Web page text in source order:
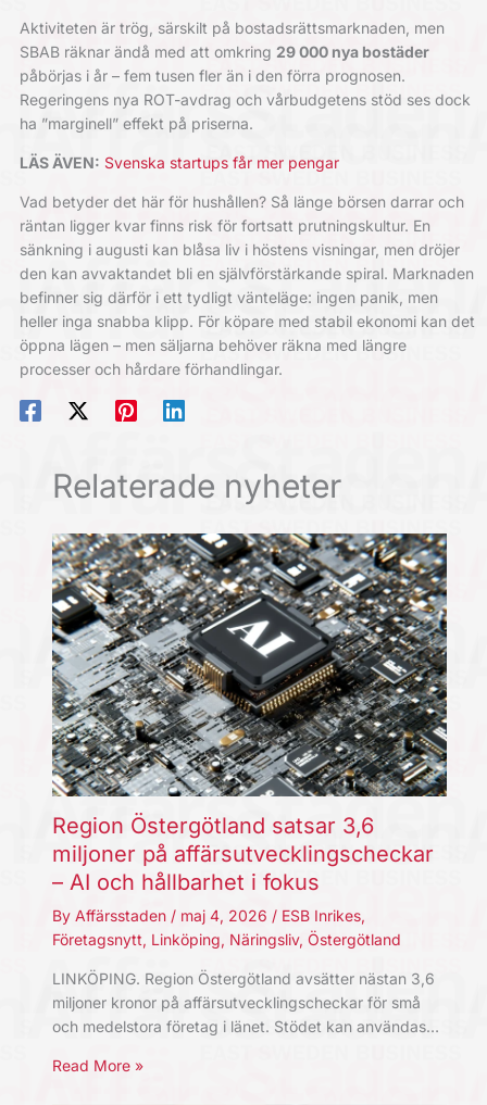
Aktiviteten är trög, särskilt på bostads­rätts­marknaden, men
SBAB räknar ändå med att omkring 29 000 nya bostäder
påbörjas i år – fem tusen fler än i den förra prognosen.
Regeringens nya ROT-avdrag och vårbudgetens stöd ses dock
ha ”marginell” effekt på priserna.
LÄS ÄVEN: Svenska startups får mer pengar
Vad betyder det här för hushållen? Så länge börsen darrar och
räntan ligger kvar finns risk för fortsatt prutnings­kultur. En
sänkning i augusti kan blåsa liv i höstens visningar, men dröjer
den kan avvaktandet bli en självförstärkande spiral. Marknaden
befinner sig därför i ett tydligt vänteläge: ingen panik, men
heller inga snabba klipp. För köpare med stabil ekonomi kan det
öppna lägen – men säljarna behöver räkna med längre
processer och hårdare förhandlingar.
Relaterade nyheter
Region Östergötland satsar 3,6
miljoner på affärsutvecklingscheckar
– AI och hållbarhet i fokus
By Affärsstaden / maj 4, 2026 / ESB Inrikes,
Företagsnytt, Linköping, Näringsliv, Östergötland
LINKÖPING. Region Östergötland avsätter nästan 3,6
miljoner kronor på affärsutvecklingscheckar för små
och medelstora företag i länet. Stödet kan användas…
Read More »